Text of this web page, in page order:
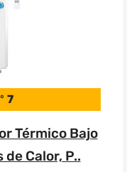
7
Térmico Bajo
Calor, P..